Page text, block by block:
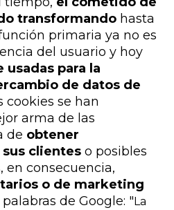
transformando hasta
primaria ya no es
del usuario y hoy
para la
de datos de
cookies se han
arma de las
de obtener
clientes o posibles
en consecuencia,
o de marketing
palabras de Google: " La